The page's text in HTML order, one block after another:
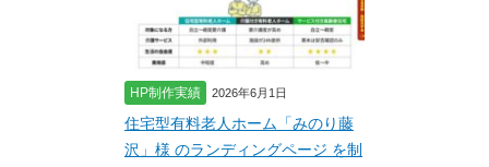
HP制作実績 2026年6月1日
住宅型有料老人ホーム「みのり藤
沢」様 のランディングページ を制